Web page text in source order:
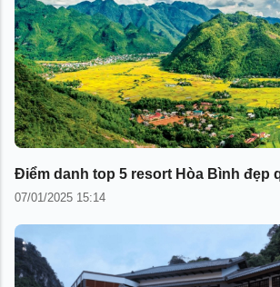
Điểm danh top 5 resort Hòa Bình đẹp
07/01/2025 15:14